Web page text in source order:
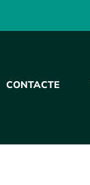
CONTACTE